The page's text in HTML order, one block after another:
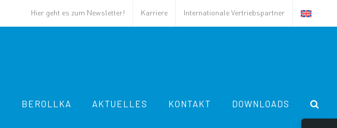
Hier geht es zum Newsletter! Karriere Internationale Vertriebspartner
BEROLLKA AKTUELLES KONTAKT DOWNLOADS